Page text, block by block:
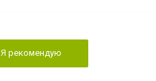
Я рекомендую